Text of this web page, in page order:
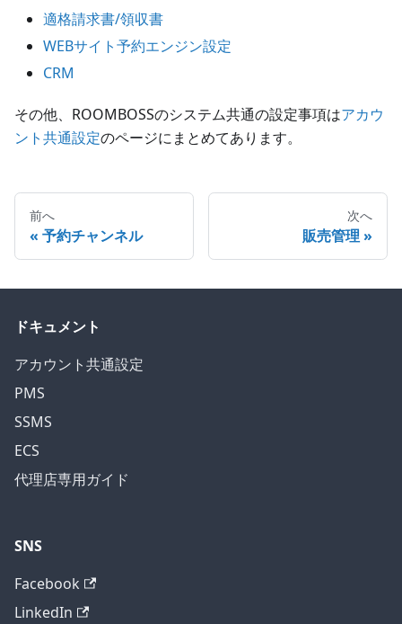
適格請求書/領収書
WEBサイト予約エンジン設定
CRM
その他、ROOMBOSSのシステム共通の設定事項はアカウ
ント共通設定のページにまとめてあります。
前へ
予約チャンネル
次へ
販売管理
ドキュメント
アカウント共通設定
PMS
SSMS
ECS
代理店専用ガイド
SNS
Facebook
LinkedIn